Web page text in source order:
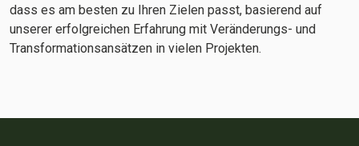
dass es am besten zu Ihren Zielen passt, basierend auf
unserer erfolgreichen Erfahrung mit Veränderungs- und
Transformationsansätzen in vielen Projekten.